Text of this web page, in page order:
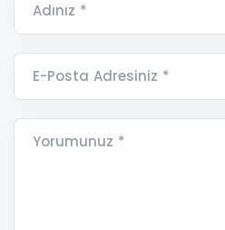
Adınız *
E-Posta Adresiniz *
Yorumunuz *